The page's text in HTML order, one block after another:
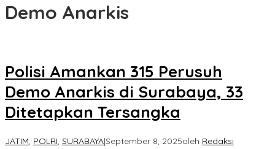
Demo Anarkis
Polisi Amankan 315 Perusuh
Demo Anarkis di Surabaya, 33
Ditetapkan Tersangka
JATIM, POLRI, SURABAYA|September 8, 2025oleh Redaksi